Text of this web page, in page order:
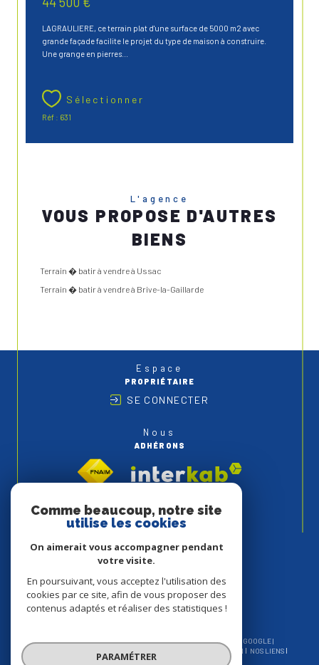
LAGRAULIERE, ce terrain plat d'une surface de 5000 m2 avec
grande façade facilite le projet du type de maison à construire.
Une grange en pierres...
Sélectionner
Réf : 631
L'agence
VOUS PROPOSE D'AUTRES
BIENS
Terrain � batir à vendre à Ussac
Terrain � batir à vendre à Brive-la-Gaillarde
Espace
PROPRIÉTAIRE
SE CONNECTER
Nous
ADHÉRONS
© 2026 | TOUS DROITS RÉSERVÉS | TRADUCTION POWERED BY GOOGLE |
PLAN DU SITE ADMIN
NOS LIENS
POLITIQUE RGPD
Comme beaucoup, notre site
utilise les cookies
On aimerait vous accompagner pendant
votre visite.
En poursuivant, vous acceptez l'utilisation des
cookies par ce site, afin de vous proposer des
contenus adaptés et réaliser des statistiques !
PARAMÉTRER